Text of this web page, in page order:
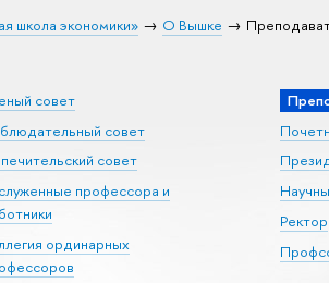
школа экономики» О Вышке
совет
совет
совет
профессора и
ординарных
Ректор